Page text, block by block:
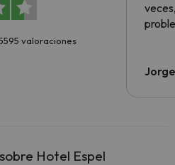
valoraciones
Hotel Espel